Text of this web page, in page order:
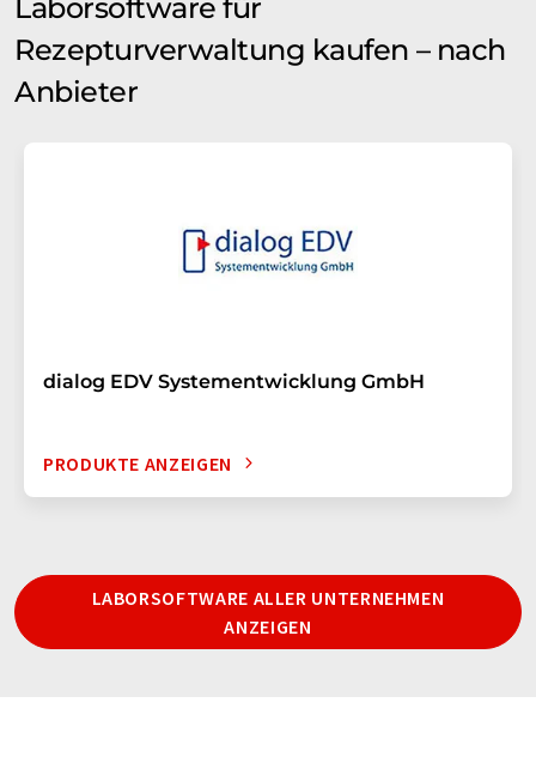
Laborsoftware für
Rezepturverwaltung kaufen – nach
Anbieter
dialog EDV Systementwicklung GmbH
PRODUKTE ANZEIGEN
LABORSOFTWARE ALLER UNTERNEHMEN
ANZEIGEN